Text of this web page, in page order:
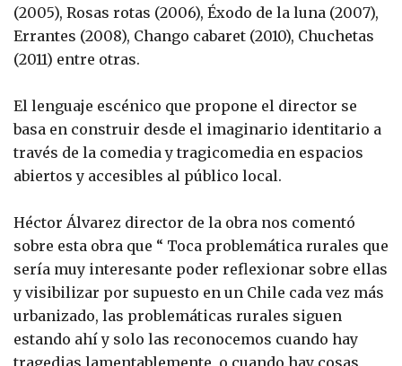
(2005), Rosas rotas (2006), Éxodo de la luna (2007),
Errantes (2008), Chango cabaret (2010), Chuchetas
(2011) entre otras.
El lenguaje escénico que propone el director se
basa en construir desde el imaginario identitario a
través de la comedia y tragicomedia en espacios
abiertos y accesibles al público local.
Héctor Álvarez director de la obra nos comentó
sobre esta obra que “ Toca problemática rurales que
sería muy interesante poder reflexionar sobre ellas
y visibilizar por supuesto en un Chile cada vez más
urbanizado, las problemáticas rurales siguen
estando ahí y solo las reconocemos cuando hay